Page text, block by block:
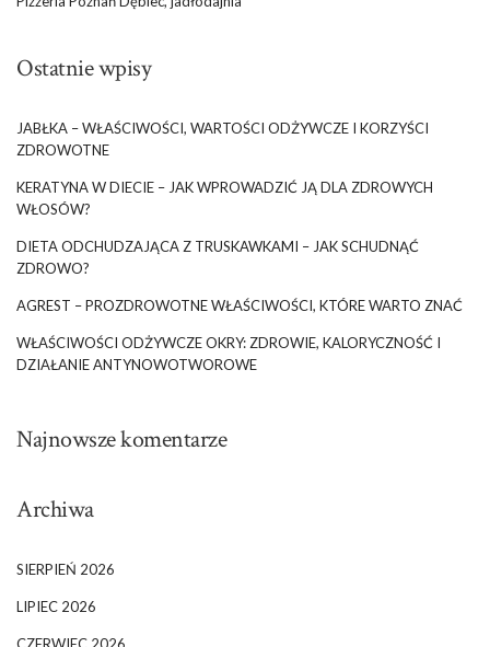
Ostatnie wpisy
JABŁKA – WŁAŚCIWOŚCI, WARTOŚCI ODŻYWCZE I KORZYŚCI
ZDROWOTNE
KERATYNA W DIECIE – JAK WPROWADZIĆ JĄ DLA ZDROWYCH
WŁOSÓW?
DIETA ODCHUDZAJĄCA Z TRUSKAWKAMI – JAK SCHUDNĄĆ
ZDROWO?
AGREST – PROZDROWOTNE WŁAŚCIWOŚCI, KTÓRE WARTO ZNAĆ
WŁAŚCIWOŚCI ODŻYWCZE OKRY: ZDROWIE, KALORYCZNOŚĆ I
DZIAŁANIE ANTYNOWOTWOROWE
Najnowsze komentarze
Archiwa
SIERPIEŃ 2026
LIPIEC 2026